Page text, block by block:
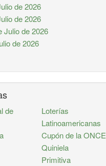
de 2026
de 2026
Julio de 2026
de 2026
de
Loterías
Latinoamericanas
Cupón de la ONCE
Quiniela
Primitiva